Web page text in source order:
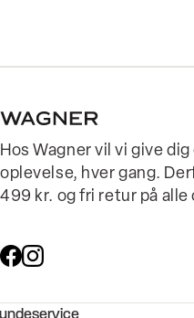
Hos Wagner vil vi give
oplevelse, hver gang.
499 kr. og fri retur på alle